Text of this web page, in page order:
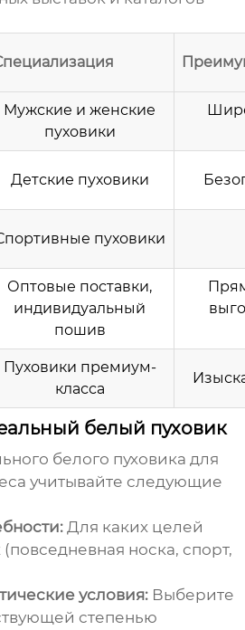
Мужские и женские
пуховики
Детские пуховики
пуховики
Оптовые поставки,
индивидуальный
пошив
Пуховики премиум-
класса
белый пуховик
белого пуховика для
учитывайте следующие
Для каких целей
носка, спорт,
условия: Выберите
степенью